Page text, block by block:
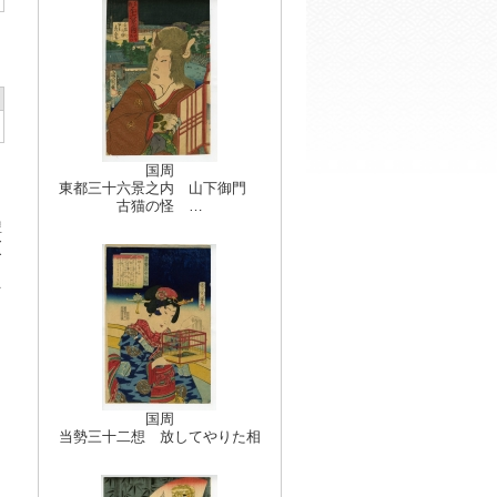
国周
東都三十六景之内 山下御門
古猫の怪 …
国周
当勢三十二想 放してやりた相